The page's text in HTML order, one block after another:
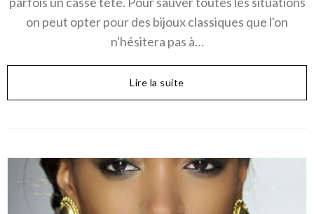
on peut opter pour des bijoux classiques que l'on
n'hésitera pas à…
Lire la suite